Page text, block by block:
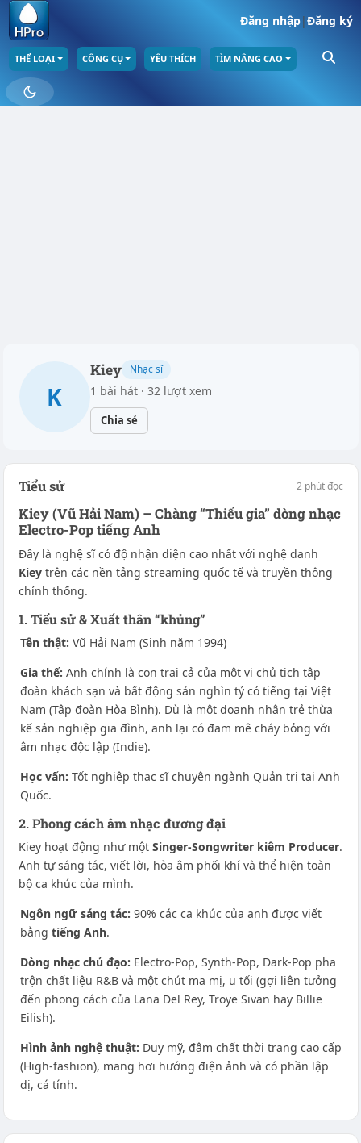
Đăng nhập|Đăng ký
THỂ LOẠI CÔNG CỤ YÊU THÍCH TÌM NÂNG CAO
K
Kiey Nhạc sĩ
1 bài hát · 32 lượt xem
Chia sẻ
Tiểu sử 2 phút đọc
Kiey (Vũ Hải Nam) – Chàng “Thiếu gia” dòng nhạc
Electro-Pop tiếng Anh
Đây là nghệ sĩ có độ nhận diện cao nhất với nghệ danh
Kieytrên các nền tảng streaming quốc tế và truyền thông
chính thống.
1. Tiểu sử & Xuất thân “khủng”
Tên thật: Vũ Hải Nam (Sinh năm 1994)
Gia thế: Anh chính là con trai cả của một vị chủ tịch tập
đoàn khách sạn và bất động sản nghìn tỷ có tiếng tại Việt
Nam (Tập đoàn Hòa Bình). Dù là một doanh nhân trẻ thừa
kế sản nghiệp gia đình, anh lại có đam mê cháy bỏng với
âm nhạc độc lập (Indie).
Học vấn: Tốt nghiệp thạc sĩ chuyên ngành Quản trị tại Anh
Quốc.
2. Phong cách âm nhạc đương đại
Kiey hoạt động như một Singer-Songwriter kiêm Producer.
Anh tự sáng tác, viết lời, hòa âm phối khí và thể hiện toàn
bộ ca khúc của mình.
Ngôn ngữ sáng tác: 90% các ca khúc của anh được viết
bằng tiếng Anh.
Dòng nhạc chủ đạo: Electro-Pop, Synth-Pop, Dark-Pop pha
trộn chất liệu R&B và một chút ma mị, u tối (gợi liên tưởng
đến phong cách của Lana Del Rey, Troye Sivan hay Billie
Eilish).
Hình ảnh nghệ thuật: Duy mỹ, đậm chất thời trang cao cấp
(High-fashion), mang hơi hướng điện ảnh và có phần lập
dị, cá tính.